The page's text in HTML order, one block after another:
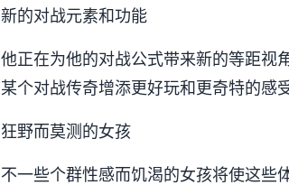
新的对战元素和功能
他正在为他的对战公式带来新的等距视
某个对战传奇增添更好玩和更奇特的感受
狂野而莫测的女孩
不一些个群性感而饥渴的女孩将使这